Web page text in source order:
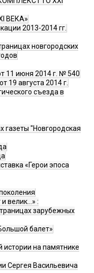
ВЕКА»
2013-2014 гг.
новгородских
11 июня 2014 г. № 540
19 августа 2014 г.
съезда в
газеты "Новгородская
«Герои эпоса
велик…» :
зарубежных
балет»
истории на памятнике
Сергея Васильевича